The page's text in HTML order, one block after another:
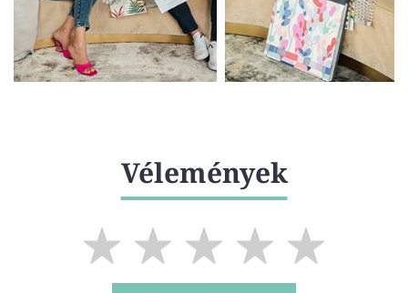
Vélemények